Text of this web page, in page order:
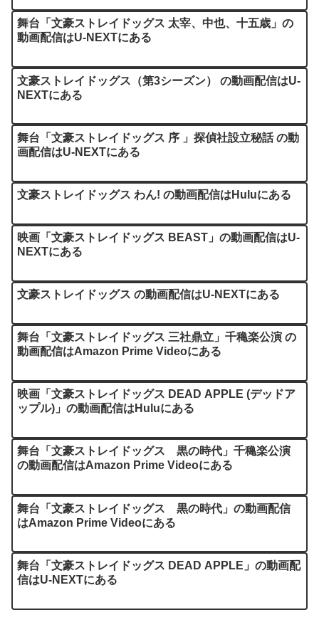
舞台「文豪ストレイドッグス 太宰、中也、十五歳」の
動画配信はU-NEXTにある
文豪ストレイドッグス（第3シーズン） の動画配信はU-
NEXTにある
舞台「文豪ストレイドッグス 序 」探偵社設立秘話 の動
画配信はU-NEXTにある
文豪ストレイドッグス わん! の動画配信はHuluにある
映画「文豪ストレイドッグス BEAST」の動画配信はU-
NEXTにある
文豪ストレイドッグス の動画配信はU-NEXTにある
舞台「文豪ストレイドッグス 三社鼎立」千穐楽公演 の
動画配信はAmazon Prime Videoにある
映画「文豪ストレイドッグス DEAD APPLE (デッドア
ップル)」の動画配信はHuluにある
舞台「文豪ストレイドッグス 黒の時代」千穐楽公演
の動画配信はAmazon Prime Videoにある
舞台「文豪ストレイドッグス 黒の時代」の動画配信
はAmazon Prime Videoにある
舞台「文豪ストレイドッグス DEAD APPLE」の動画配
信はU-NEXTにある